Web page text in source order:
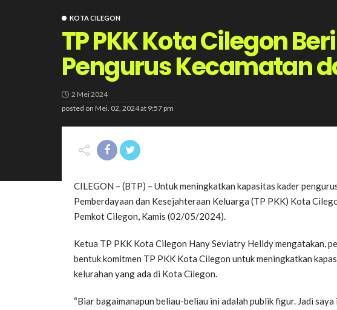
KOTA CILEGON
TP PKK Kota Cilegon
Pengurus Kecamatan
2 Mei 2024
posted on Mei. 02, 2024 at 9:57 pm
CILEGON – (BTP) – Untuk meningkatkan kapasitas kader
Pemberdayaan dan Kesejahteraan Keluarga (TP PKK) Kota
Pemkot Cilegon, Kamis (02/05/2024).
Ketua TP PKK Kota Cilegon Hany Seviatry Helldy mengatakan,
bentuk komitmen TP PKK Kota Cilegon untuk meningkatkan
kelurahan yang ada di Kota Cilegon.
“Biar bagaimanapun beliau-beliau ini adalah publik figur. Jadi